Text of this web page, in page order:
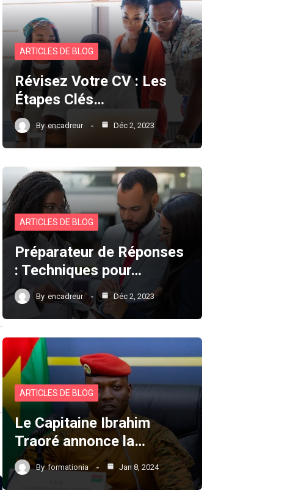
ARTICLES DE BLOG
Révisez Votre CV : Les
Étapes Clés…
By encadreur Déc 2, 2023
ARTICLES DE BLOG
Préparateur de Réponses
: Techniques pour…
By encadreur Déc 2, 2023
ARTICLES DE BLOG
Le Capitaine Ibrahim
Traoré annonce la…
By formationia Jan 8, 2024